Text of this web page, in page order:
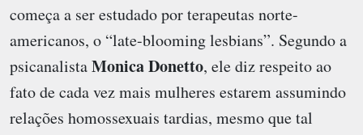
começa a ser estudado por terapeutas norte-
americanos, o “late-blooming lesbians”. Segundo a
psicanalistaMonica Donetto, ele diz respeito ao
fato de cada vez mais mulheres estarem assumindo
relações homossexuais tardias, mesmo que tal